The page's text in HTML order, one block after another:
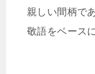
親しい間柄で
敬語をベース